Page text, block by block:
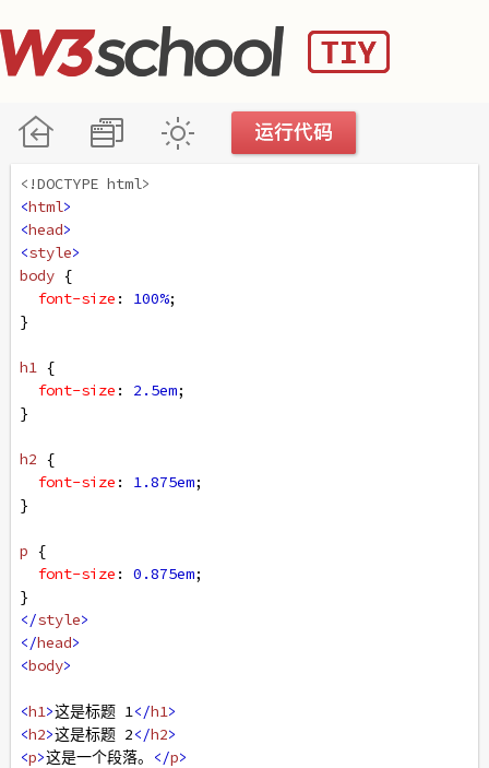
<!DOCTYPE html>
<html>
<head>
<style>
body {
font-size : 100%;
}
h1 {
font-size : 2.5em;
}
h2 {
font-size : 1.875em;
}
p {
font-size : 0.875em;
}
</style>
</head>
<body>
<h1>这是标题 1</h1>
<h2>这是标题 2</h2>
<p>这是一个段落。 </p>